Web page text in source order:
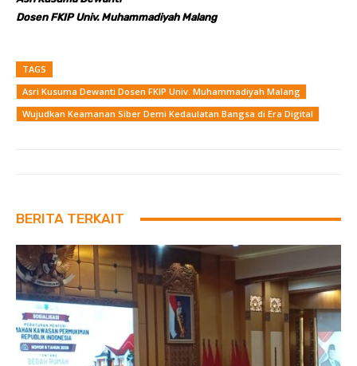
Dosen FKIP Univ. Muhammadiyah Malang
TAGS
Asri Kusuma Dewanti Dosen FKIP Univ. Muhammadiyah Malang
Wujudkan Keamanan Siber Demi Kedaulatan Bangsa di Era Digital
BERITA TERKAIT